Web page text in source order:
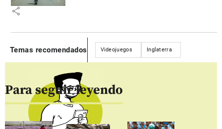
share
Temas recomendados Videojuegos Inglaterra
Para seguir leyendo